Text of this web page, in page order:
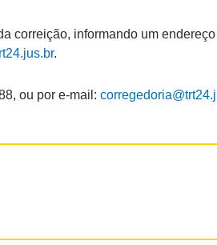
correição, informando um endereço
.
ou por e-mail: